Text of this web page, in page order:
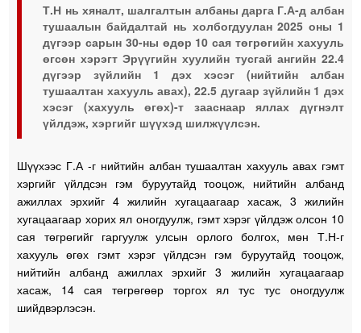
Т.Н нь хяналт, шалгалтын албаны дарга Г.А-д албан
тушаалын байдалтай нь холбогдуулан 2025 оны 1
дүгээр сарын 30-ны өдөр 10 сая төгрөгийн хахууль
өгсөн хэрэгт Эрүүгийн хуулийн тусгай ангийн 22.4
дүгээр зүйлийн 1 дэх хэсэг (нийтийн албан
тушаалтан хахууль авах), 22.5 дугаар зүйлийн 1 дэх
хэсэг (хахууль өгөх)-т зааснаар яллах дүгнэлт
үйлдэж, хэргийг шүүхэд шилжүүлсэн.
Шүүхээс Г.А -г нийтийн албан тушаалтан хахууль авах гэмт
хэргийг үйлдсэн гэм буруутайд тооцож, нийтийн албанд
ажиллах эрхийг 4 жилийн хугацаагаар хасаж, 3 жилийн
хугацаагаар хорих ял оногдуулж, гэмт хэрэг үйлдэж олсон 10
сая төгрөгийг гаргуулж улсын орлого болгох, мөн Т.Н-г
хахууль өгөх гэмт хэрэг үйлдсэн гэм буруутайд тооцож,
нийтийн албанд ажиллах эрхийг 3 жилийн хугацаагаар
хасаж, 14 сая төгрөгөөр торгох ял тус тус оногдуулж
шийдвэрлэсэн.